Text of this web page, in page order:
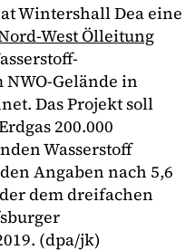
Wintershall Dea eine
West Ölleitung
Gelände in
Das Projekt soll
200.000
Wasserstoff
Angaben nach 5,6
dem dreifachen
(dpa/jk)